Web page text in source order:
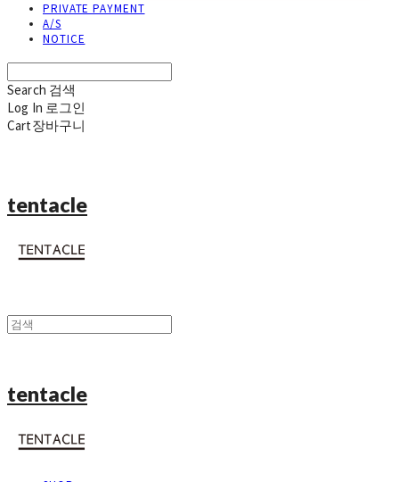
PRIVATE PAYMENT
A/S
NOTICE
Search 검색
Log In 로그인
Cart장바구니
tentacle
tentacle